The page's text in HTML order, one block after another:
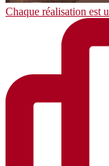
Chaque réalisation est